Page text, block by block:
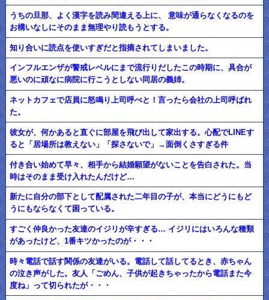
うちの旦那、よく漢字を読み間違える上に、 意味が通らなくなるのを
お構いなしにそのまま無理やり読もうとする。
知り合いに読点を使いすぎだと指摘されてしまいました。
インフルエンザが警戒レベルにまで流行りだしたこの時期に、具合が
悪いのに頑なに病院に行こうとしない同居の義姉。
ネットカフェで店員に怒鳴り上司呼べと！言ったら会社の上司呼ばれ
た。
彼女が、何かあると直ぐに部屋を飛び出して家出する。心配でLINEす
ると「居場所は教えない」「探さないで」→面倒くさすぎる件
付き合い始めて早々、相手から結婚願望がないことを告白された。当
時はそのまま受け入れたんだけど…
新たに自分の部下として配属された二年目の子が、本当にどうにもど
うにもならなくて困っている。
すごく仲良かった友達のイジリが辛すぎる… イジリにはいろんな種類
があったけど、1番キツかったのが・・・
時々電話で話す関係の友達がいる。電話して話してるとき、赤ちゃん
の泣き声がした。友人「ごめん、子供が起きちゃったから電話また今
度ね」って切られたが・・・